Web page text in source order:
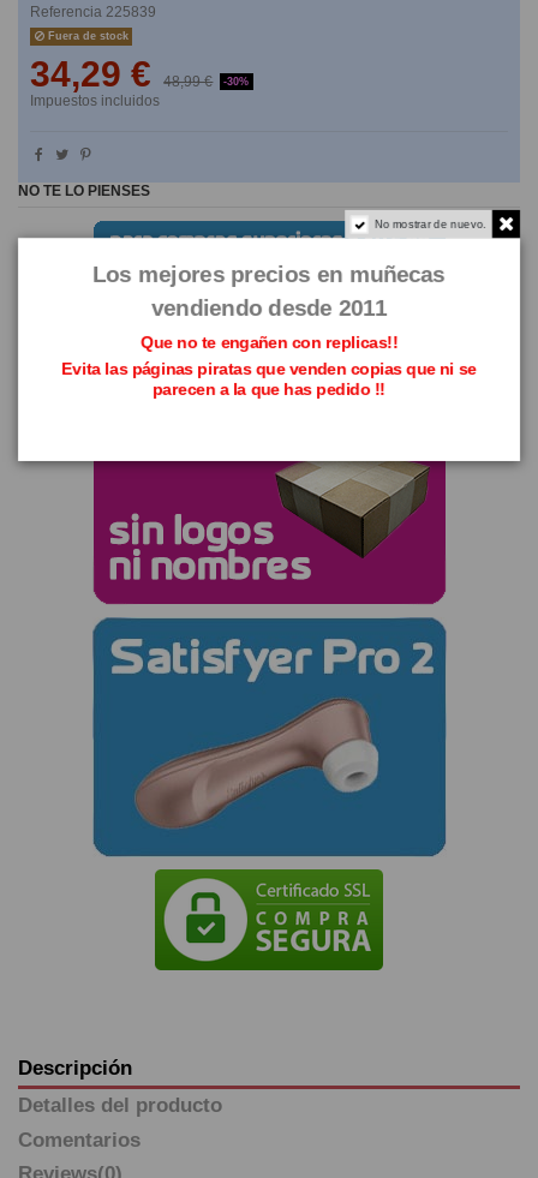
Referencia 225839
Fuera de stock
34,29 € 48,99 € -30%
Impuestos incluidos
NO TE LO PIENSES
Descripción
Detalles del producto
Comentarios
No mostrar de nuevo.
Los mejores precios en muñecas
vendiendo desde 2011
Que no te engañen con replicas!!
Evita las páginas piratas que venden copias que ni se
parecen a la que has pedido !!